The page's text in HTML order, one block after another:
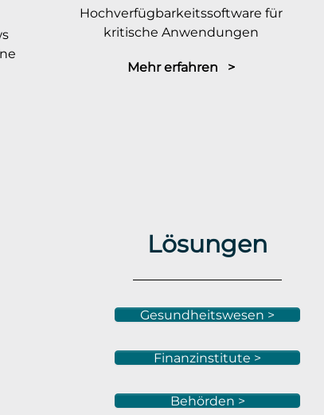
Hochverfügbarkeitssoftware für
kritische Anwendungen
Mehr erfahren >
Lösungen
Gesundheitswesen >
Finanzinstitute >
Behörden >